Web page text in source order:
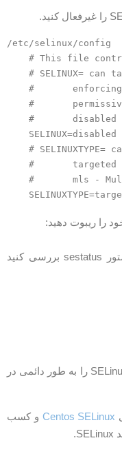
/etc/selinux/config
# This file
# SELINUX= can
#
#
#
    SELINUX=disabled
# SELINUXTYPE=
#
#       mls -
پس از بالا آمدن سیستم ، تغییر را با دستور sestatus بررسی کنید
در این آموزش، شما یاد گرفتید که چگونه SELinux را به طور دائمی در
Centosو کسب